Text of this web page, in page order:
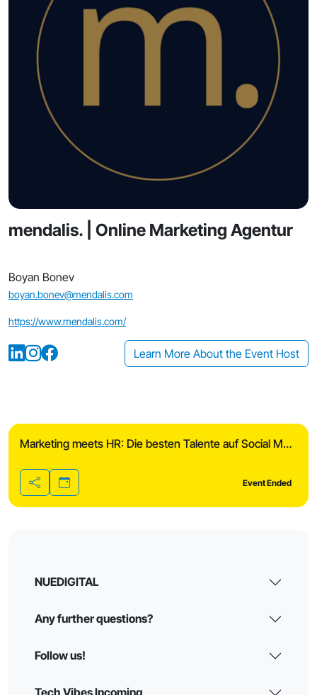
mendalis. | Online Marketing Agentur
Boyan Bonev
boyan.bonev@mendalis.com
https://www.mendalis.com/
Learn More About the Event Host
Marketing meets HR: Die besten Talente auf Social Media finden.
Share
Event Ended
NUEDIGITAL
Any further questions?
Follow us!